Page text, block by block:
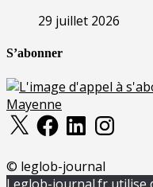
29 juillet 2026
S’abonner
X FacebookLinkedInInstagram
© leglob-journal
Leglob-journal.fr utilise